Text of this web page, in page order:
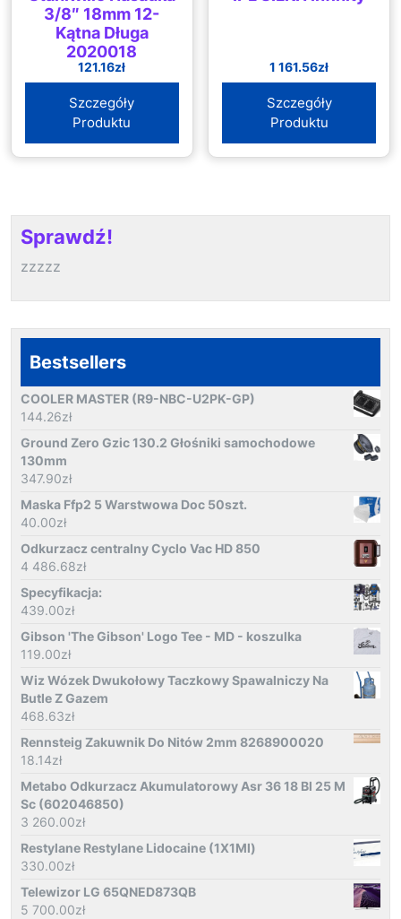
3/8″ 18mm 12-
Kątna Długa
2020018
121.16zł
Szczegóły
Produktu
1 161.56zł
Szczegóły
Produktu
Sprawdź!
zzzzz
Bestsellers
COOLER MASTER (R9-NBC-U2PK-GP)
144.26zł
Ground Zero Gzic 130.2 Głośniki samochodowe
130mm
347.90zł
Maska Ffp2 5 Warstwowa Doc 50szt.
40.00zł
Odkurzacz centralny Cyclo Vac HD 850
4 486.68zł
Specyfikacja:
439.00zł
Gibson 'The Gibson' Logo Tee - MD - koszulka
119.00zł
Wiz Wózek Dwukołowy Taczkowy Spawalniczy Na
Butle Z Gazem
468.63zł
Rennsteig Zakuwnik Do Nitów 2mm 8268900020
18.14zł
Metabo Odkurzacz Akumulatorowy Asr 36 18 Bl 25 M
Sc (602046850)
3 260.00zł
Restylane Restylane Lidocaine (1X1Ml)
330.00zł
Telewizor LG 65QNED873QB
5 700.00zł